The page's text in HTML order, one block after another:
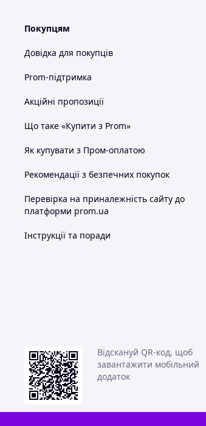
Покупцям
Довідка для покупців
Prom-підтримка
Акційні пропозиції
Що таке «Купити з Prom»
Як купувати з Пром-оплатою
Рекомендації з безпечних покупок
Перевірка на приналежність сайту до
платформи prom.ua
Інструкції та поради
Відскануй QR-код, щоб
завантажити мобільний
додаток